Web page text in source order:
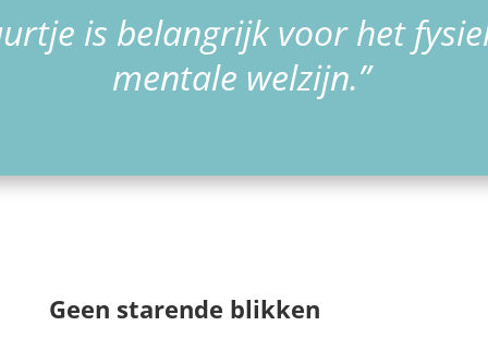
is belangrijk voor het
mentale welzijn.”
Geen starende blikken